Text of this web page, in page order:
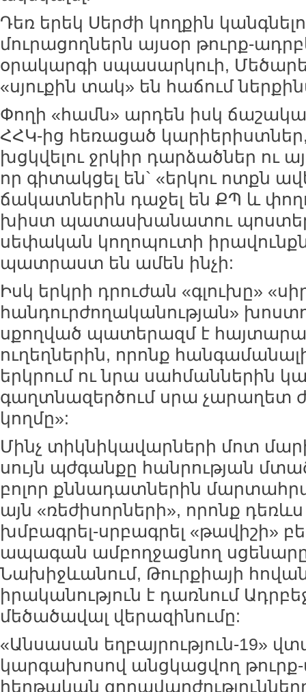
Դեռ երեկ Սերժի կողքին
մուրացողներն այսօր թուրք-
օրակարգի սպասարկուի,
«սյուքին տակ» են հաճում
Փողի «համն» արդեն իսկ
ՀՀԿ-ից հեռացած
խցկվելու ջրկիր դարձածներ ու
որ գիտակցել են` «երկու ոտքն
ճակատներին դաջել են ՔՊ և
խիստ պատասխանատու
սեփական կողոպուտի
պատրաստ են ամեն ինչի:
Իսկ երկրի դրուժան «գլուխը»
հանդուրժողականության»
սքողված պատերազմ է
ուղեղներին, որոնք
երկրում ու նրա սահմաններին
գաղտնազերծում սրա չարաղետ
կողմը»:
Մինչ տիկնիկավարների մոտ
սույն պժգանքը հանրության
բոլոր քննադատներին
այն «ռեժիսորների», որոնք
խմբագրել-սրբագրել «թավիշի»
ապագան ամբողջացնող
Նախիջևանում, Թուրքիայի
իրականություն է դառնում
մեծածավալ վերազինումը:
«Անսասան եղբայրություն-19»
կարգախոսով անցկացվող
հերթական